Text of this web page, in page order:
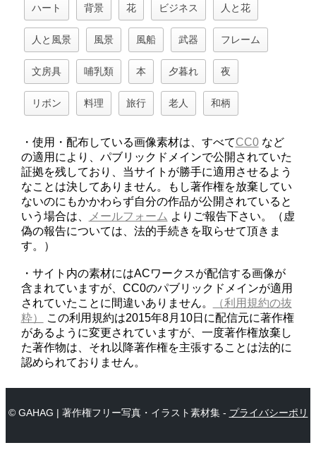
ハート 背景 花 ビジネス 人と花
人と風景 風景 風船 武器 フレーム
文房具 哺乳類 本 夕暮れ 夜
リボン 料理 旅行 老人 和柄
・使用・配布している画像素材は、すべてCC0など
の適用により、パブリックドメインで公開されていた
証拠を残しており、当サイトが勝手に適用させるよう
なことは決してありません。もし著作権を放棄してい
ないのにもかかわらず自分の作品が公開されていると
いう場合は、
メールフォーム よりご報告下さい。（虚
偽の報告については、法的手続きを取らせて頂きま
す。）
・サイト内の素材にはACワークスが配信する画像が
含まれていますが、CC0のパブリックドメインが適用
されていたことに間違いありません。
（利用規約の抜
粋）
この利用規約は2015年8月10日に配信元に著作権
があるように変更されていますが、一度著作権放棄し
た著作物は、それ以降著作権を主張することは法的に
認められておりません。
© GAHAG | 著作権フリー写真・イラスト素材集 - プライバシーポリ